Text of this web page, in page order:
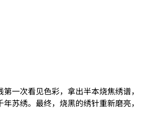
一次看见色彩，拿出半本烧焦绣谱，
苏绣。最终，烧黑的绣针重新磨亮，